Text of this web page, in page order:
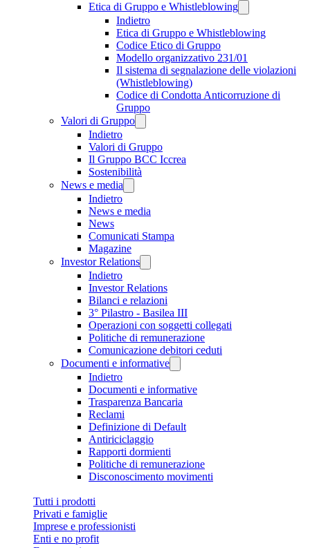
Etica di Gruppo e Whistleblowing
Indietro
Etica di Gruppo e Whistleblowing
Codice Etico di Gruppo
Modello organizzativo 231/01
Il sistema di segnalazione delle violazioni
(Whistleblowing)
Codice di Condotta Anticorruzione di
Gruppo
Valori di Gruppo
Indietro
Valori di Gruppo
Il Gruppo BCC Iccrea
Sostenibilità
News e media
Indietro
News e media
News
Comunicati Stampa
Magazine
Investor Relations
Indietro
Investor Relations
Bilanci e relazioni
3° Pilastro - Basilea III
Operazioni con soggetti collegati
Politiche di remunerazione
Comunicazione debitori ceduti
Documenti e informative
Indietro
Documenti e informative
Trasparenza Bancaria
Reclami
Definizione di Default
Antiriciclaggio
Rapporti dormienti
Politiche di remunerazione
Disconoscimento movimenti
Tutti i prodotti
Privati e famiglie
Imprese e professionisti
Enti e no profit